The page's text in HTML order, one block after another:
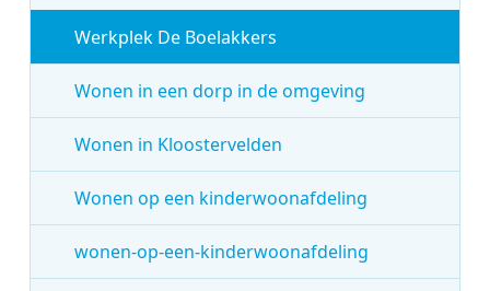
Werkplek De Boelakkers
Wonen in een dorp in de omgeving
Wonen in Kloostervelden
Wonen op een kinderwoonafdeling
wonen-op-een-kinderwoonafdeling